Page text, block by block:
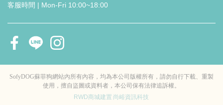
客服時間 | Mon-Fri 10:00~18:00
SofyDOG蘇菲狗網站內所有內容，均為本公司版權所有，請勿自行下載、重製
使用，擅自盜圖或資料者，本公司保有法律追訴權。
RWD商城建置 尚峪資訊科技